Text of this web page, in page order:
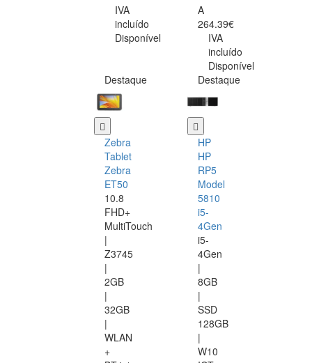
IVA
incluído
Disponível
A
264.39€
IVA
incluído
Disponível
Destaque
Zebra
Tablet
Zebra
ET50
10.8
FHD+
MultiTouch
|
Z3745
|
2GB
|
32GB
|
WLAN
+
Destaque
HP
HP
RP5
Model
5810
i5-
4Gen
i5-
4Gen
|
8GB
|
SSD
128GB
|
W10